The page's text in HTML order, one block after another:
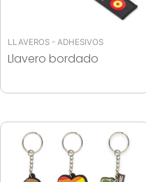
LLAVEROS - ADHESIVOS
Llavero bordado